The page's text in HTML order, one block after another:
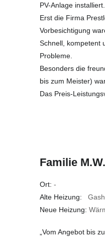
PV-Anlage
Erst die Firma
Vorbesichtigung
Schnell, kompetent
Probleme.
Besonders die
bis zum Meister)
Das Preis-
Familie M.W.
Ort: -
Alte Heizung:
Neue Heizung:
„Vom Angebot bis